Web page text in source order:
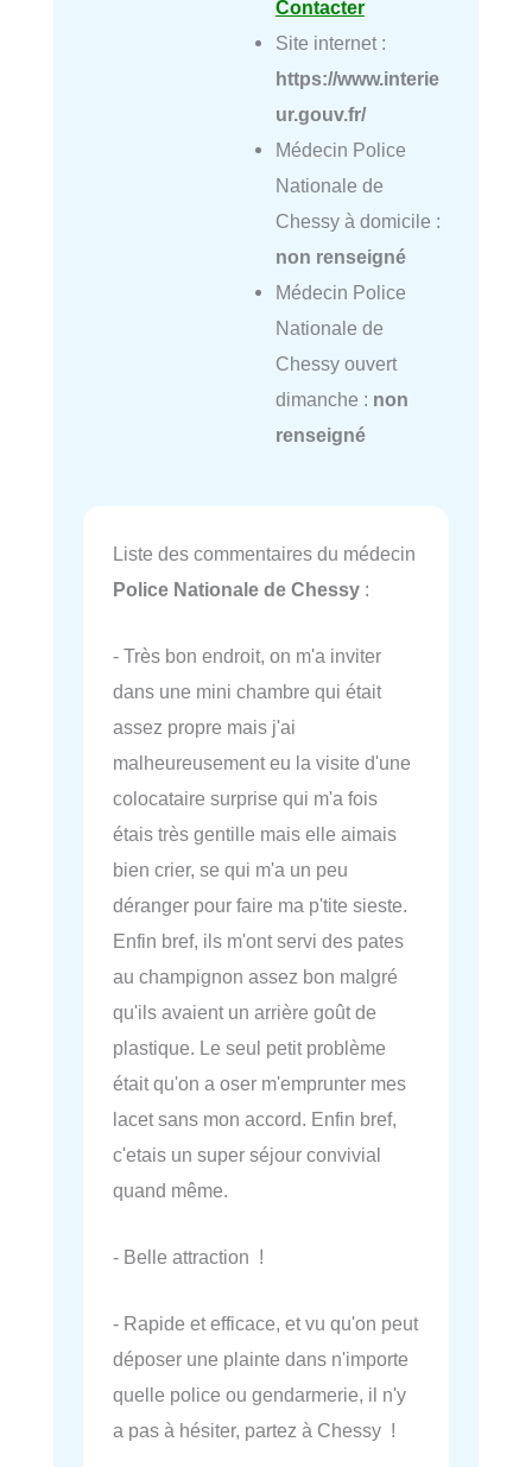
Contacter
Site internet :
https://www.interie
ur.gouv.fr/
Médecin Police
Nationale de
Chessy à domicile :
non renseigné
Médecin Police
Nationale de
Chessy ouvert
dimanche : non
renseigné
Liste des commentaires du médecin
Police Nationale de Chessy :
- Très bon endroit, on m'a inviter
dans une mini chambre qui était
assez propre mais j'ai
malheureusement eu la visite d'une
colocataire surprise qui m'a fois
étais très gentille mais elle aimais
bien crier, se qui m'a un peu
déranger pour faire ma p'tite sieste.
Enfin bref, ils m'ont servi des pates
au champignon assez bon malgré
qu'ils avaient un arrière goût de
plastique. Le seul petit problème
était qu'on a oser m'emprunter mes
lacet sans mon accord. Enfin bref,
c'etais un super séjour convivial
quand même.
- Belle attraction !
- Rapide et efficace, et vu qu'on peut
déposer une plainte dans n'importe
quelle police ou gendarmerie, il n'y
a pas à hésiter, partez à Chessy !